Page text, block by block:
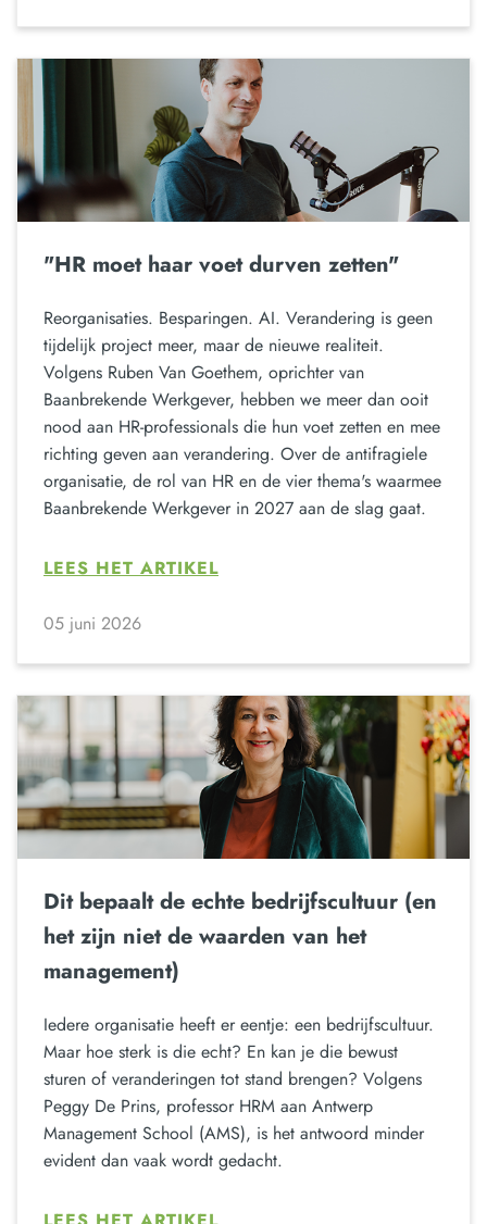
"HR moet haar voet durven zetten"
Reorganisaties. Besparingen. AI. Verandering is geen
tijdelijk project meer, maar de nieuwe realiteit.
Volgens Ruben Van Goethem, oprichter van
Baanbrekende Werkgever, hebben we meer dan ooit
nood aan HR-professionals die hun voet zetten en mee
richting geven aan verandering. Over de antifragiele
organisatie, de rol van HR en de vier thema's waarmee
Baanbrekende Werkgever in 2027 aan de slag gaat.
LEES HET ARTIKEL
05 juni 2026
Dit bepaalt de echte bedrijfscultuur (en
het zijn niet de waarden van het
management)
Iedere organisatie heeft er eentje: een bedrijfscultuur.
Maar hoe sterk is die echt? En kan je die bewust
sturen of veranderingen tot stand brengen? Volgens
Peggy De Prins, professor HRM aan Antwerp
Management School (AMS), is het antwoord minder
evident dan vaak wordt gedacht.